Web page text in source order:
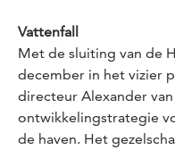
Vattenfall
Met de sluiting van de
december in het vizier
directeur Alexander
ontwikkelingstrategie
de haven. Het